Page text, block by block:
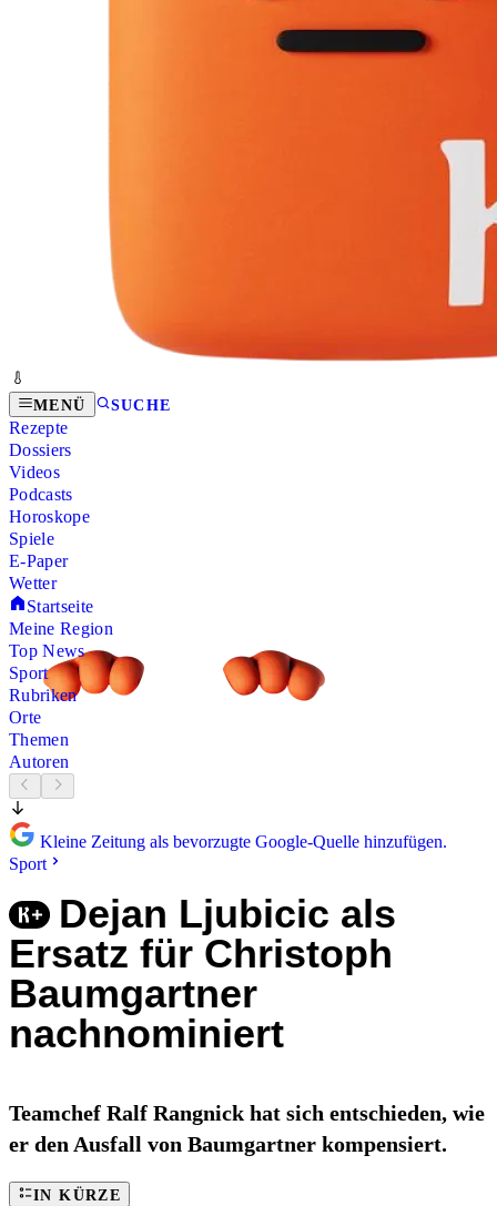
MENÜ SUCHE
Rezepte
Dossiers
Videos
Podcasts
Horoskope
Spiele
E-Paper
Wetter
Startseite
Meine Region
Top News
Sport
Rubriken
Orte
Themen
Autoren
Kleine Zeitung als bevorzugte Google-Quelle hinzufügen.
Sport
Dejan Ljubicic als
Ersatz für Christoph
Baumgartner
nachnominiert
Teamchef Ralf Rangnick hat sich entschieden, wie
er den Ausfall von Baumgartner kompensiert.
IN KÜRZE